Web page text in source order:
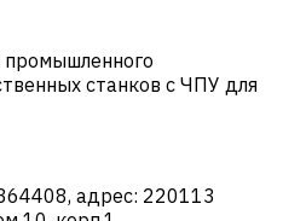
станков с ЧПУ для
адрес: 220113